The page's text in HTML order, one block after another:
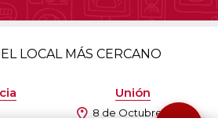
LOCAL MÁS CERCANO
Unión
8 de Octubre 3786